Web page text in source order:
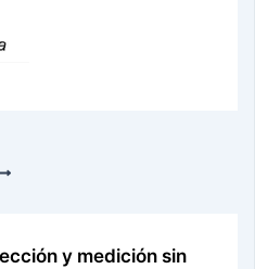
y medición sin